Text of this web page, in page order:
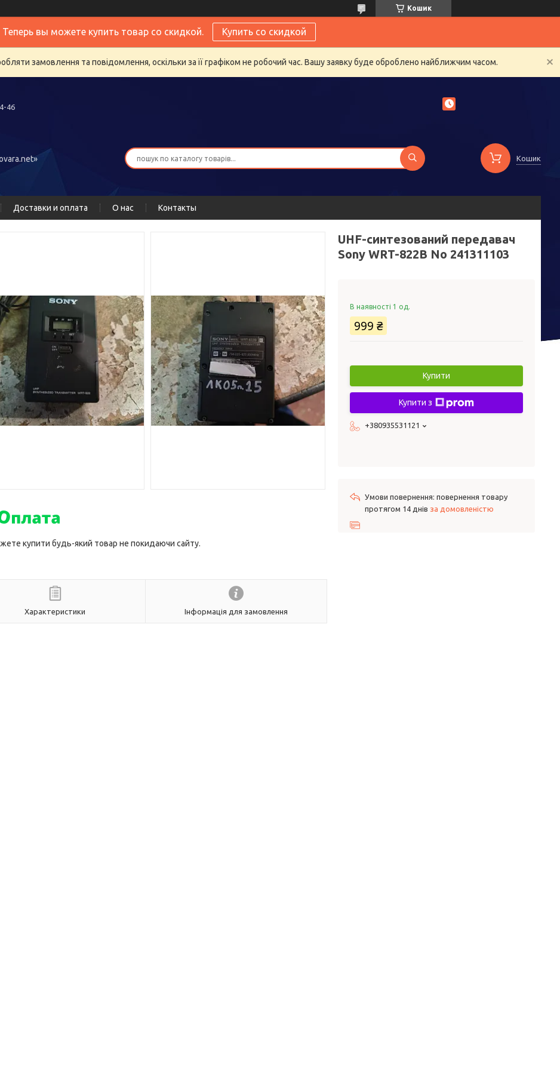
Кошик
Теперь вы можете купить товар со скидкой. Купить со скидкой
замовлення та повідомлення, оскільки за її графіком не робочий час. Вашу заявку буде оброблено найближчим часом.
46
Кошик
Доставки и оплата О нас Контакты
купити будь-який товар не покидаючи сайту.
Характеристики Інформація для замовлення
UHF-синтезований передавач
Sony WRT-822B No 241311103
В наявності 1 од.
999 ₴
Купити
Купити з
+380935531121
повернення товару
протягом 14 днів за домовленістю